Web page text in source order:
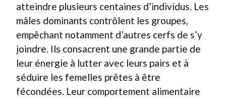
atteindre plusieurs centaines d’individus. Les
mâles dominants contrôlent les groupes,
empêchant notamment d’autres cerfs de s’y
joindre. Ils consacrent une grande partie de
leur énergie à lutter avec leurs pairs et à
séduire les femelles prêtes à être
fécondées. Leur comportement alimentaire